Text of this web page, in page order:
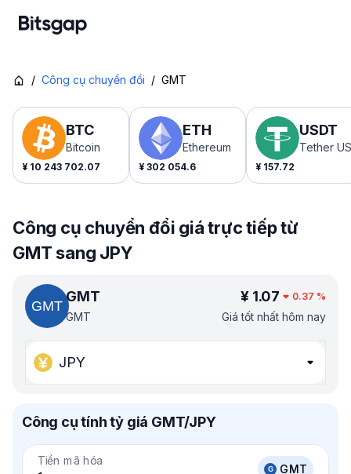
/ Công cụ chuyển đổi / GMT
BTC
Bitcoin
¥ 10 243 702.07
ETH
Ethereum
¥ 302 054.6
USDT
Tether
¥ 157.72
Công cụ chuyển đổi giá trực tiếp từ
GMT sang JPY
GMT
GMT
¥ 1.07 0.37 %
Giá tốt nhất hôm nay
JPY
Công cụ tính tỷ giá GMT/JPY
Tiền mã hóa
GMT